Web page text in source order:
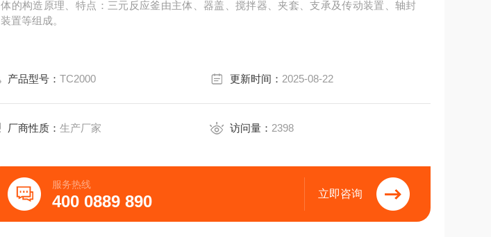
体的构造原理、特点：三元反应釜由主体、器盖、搅拌器、夹套、支承及传动装置、轴封
装置等组成。
产品型号：TC2000 更新时间： 2025-08-22
厂商性质：生产厂家 访问量： 2398
服务热线
400 0889 890 立即咨询